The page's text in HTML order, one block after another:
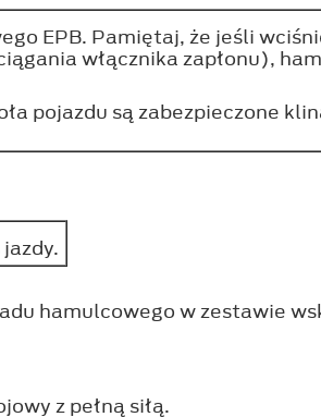
EPB. Pamiętaj, że jeśli
włącznika zapłonu),
pojazdu są zabezpieczone
hamulcowego w zestawie
z pełną siłą.